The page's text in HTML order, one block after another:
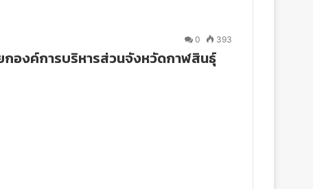
0 393
องค์การบริหารส่วนจังหวัดกาฬสินธุ์